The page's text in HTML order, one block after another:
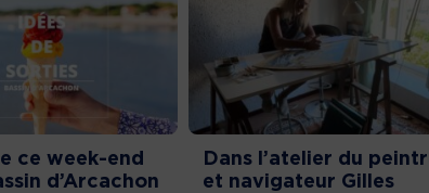
ce week-end
d’Arcachon
Dans l’atelier du
et navigateur Gilles